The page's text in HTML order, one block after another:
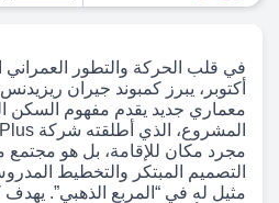
في قلب الحركة والتطور
أكتوبر، يبرز كمبوند جيران
معماري جديد يقدم مفهوم السكن
مجرد مكان للإقامة، بل هو مجتمع
التصميم المبتكر والتخطيط
مثيل له في “المربع الذهبي”.